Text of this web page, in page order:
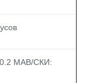
МАВ/СКИ: